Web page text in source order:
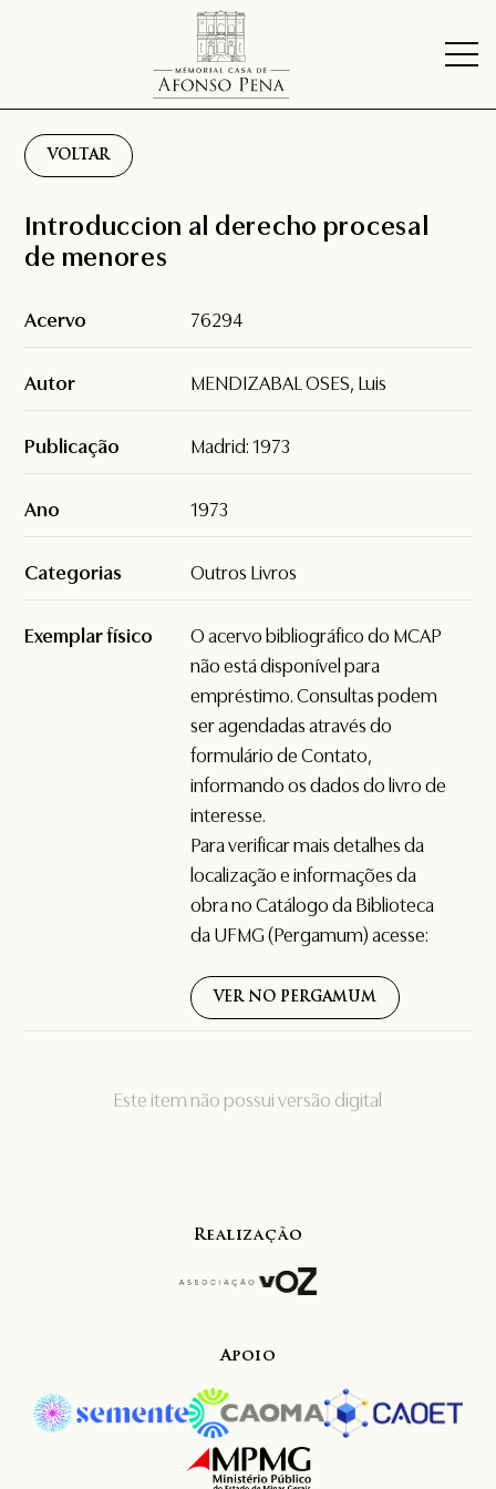
VOLTAR
Este item não possui versão digital
Introduccion al derecho procesal
de menores
Acervo 76294
Autor MENDIZABAL OSES, Luis
Publicação Madrid: 1973
Ano 1973
Categorias Outros Livros
Exemplar físico
O acervo bibliográfico do MCAP
não está disponível para
empréstimo. Consultas podem
ser agendadas através do
formulário deContato,
informando os dados do livro de
interesse.
Para verificar mais detalhes da
localização e informações da
obra no Catálogo da Biblioteca
da UFMG (Pergamum) acesse:
VER NO PERGAMUM
Realização
Apoio